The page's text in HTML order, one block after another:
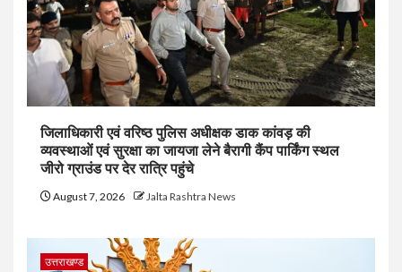
जिलाधिकारी एवं वरिष्ठ पुलिस अधीक्षक डाक कांवड़ की
व्यवस्थाओं एवं सुरक्षा का जायजा लेने बैरागी कैंप पार्किंग स्थल
जीरो ग्राउंड पर देर रात्रि पहुंचे
August 7, 2026 Jalta Rashtra News
उत्तराखण्ड